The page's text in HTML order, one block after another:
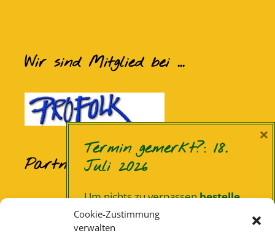
Cookie-Zustimmung
verwalten
Wir sind Mitglied bei ...
Partner und Sponsoren
Eiscafé Santaniello Bevergern
Borgel Elementbau
Termin gemerkt?: 18.
Juli 2026
Um nichts zu verpassenbestelle
unseren Newsletter.
wir Dich regelmäßig informieren …
×